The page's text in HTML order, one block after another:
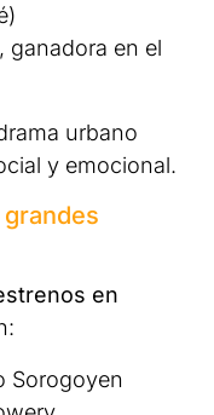
ganadora en el
urbano
y emocional.
en
Sorogoyen